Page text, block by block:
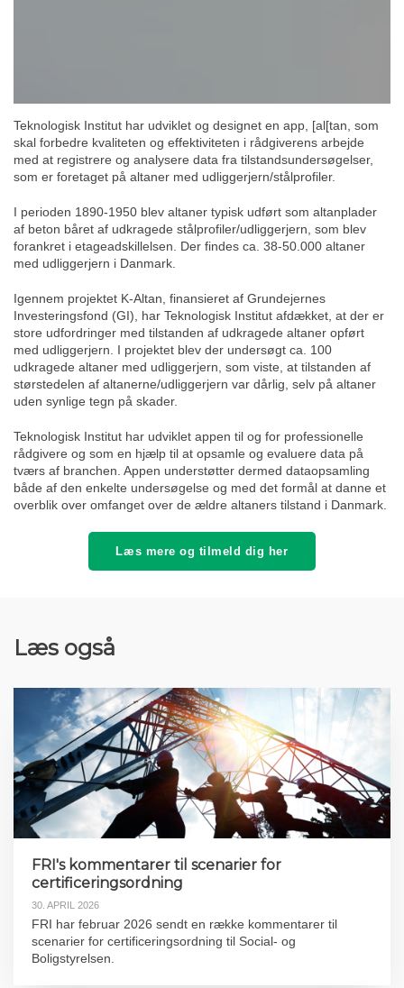
Teknologisk Institut har udviklet og designet en app, [al[tan, som
skal forbedre kvaliteten og effektiviteten i rådgiverens arbejde
med at registrere og analysere data fra tilstandsundersøgelser,
som er foretaget på altaner med udliggerjern/stålprofiler.
I perioden 1890-1950 blev altaner typisk udført som altanplader
af beton båret af udkragede stålprofiler/udliggerjern, som blev
forankret i etageadskillelsen. Der findes ca. 38-50.000 altaner
med udliggerjern i Danmark.
Igennem projektet K-Altan, finansieret af Grundejernes
Investeringsfond (GI), har Teknologisk Institut afdækket, at der er
store udfordringer med tilstanden af udkragede altaner opført
med udliggerjern. I projektet blev der undersøgt ca. 100
udkragede altaner med udliggerjern, som viste, at tilstanden af
størstedelen af altanerne/udliggerjern var dårlig, selv på altaner
uden synlige tegn på skader.
Teknologisk Institut har udviklet appen til og for professionelle
rådgivere og som en hjælp til at opsamle og evaluere data på
tværs af branchen. Appen understøtter dermed dataopsamling
både af den enkelte undersøgelse og med det formål at danne et
overblik over omfanget over de ældre altaners tilstand i Danmark.
Læs mere og tilmeld dig her
Læs også
FRI's kommentarer til scenarier for
certificeringsordning
30. APRIL 2026
FRI har februar 2026 sendt en række kommentarer til
scenarier for certificeringsordning til Social- og
Boligstyrelsen.